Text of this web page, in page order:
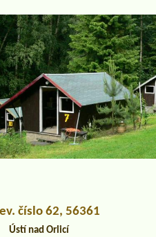
číslo 62, 56361
Ústí nad Orlicí